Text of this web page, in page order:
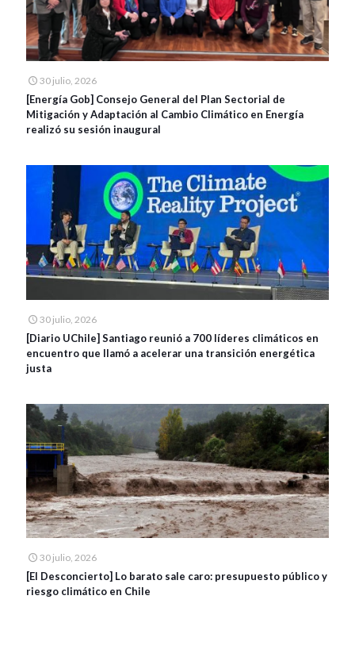
30 julio, 2026
[Energía Gob] Consejo General del Plan Sectorial de
Mitigación y Adaptación al Cambio Climático en Energía
realizó su sesión inaugural
30 julio, 2026
[Diario UChile] Santiago reunió a 700 líderes climáticos en
encuentro que llamó a acelerar una transición energética
justa
30 julio, 2026
[El Desconcierto] Lo barato sale caro: presupuesto público y
riesgo climático en Chile